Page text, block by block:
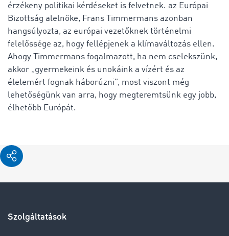
érzékeny politikai kérdéseket is felvetnek. az Európai
Bizottság alelnöke, Frans Timmermans azonban
hangsúlyozta, az európai vezetőknek történelmi
felelőssége az, hogy fellépjenek a klímaváltozás ellen.
Ahogy Timmermans fogalmazott, ha nem cselekszünk,
akkor „gyermekeink és unokáink a vízért és az
élelemért fognak háborúzni”, most viszont még
lehetőségünk van arra, hogy megteremtsünk egy jobb,
élhetőbb Európát.
Szolgáltatások